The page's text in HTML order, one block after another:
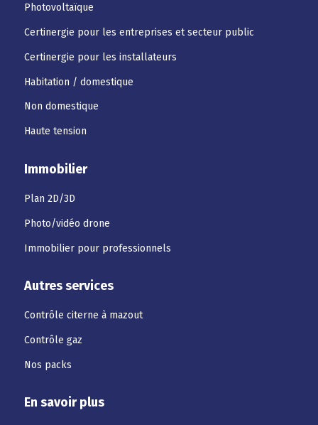
Photovoltaïque
Certinergie pour les entreprises et secteur public
Certinergie pour les installateurs
Habitation / domestique
Non domestique
Haute tension
Immobilier
Plan 2D/3D
Photo/vidéo drone
Immobilier pour professionnels
Autres services
Contrôle citerne à mazout
Contrôle gaz
Nos packs
En savoir plus